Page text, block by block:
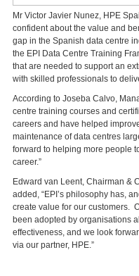
Mr Victor Javier Nunez, HPE
confident about the value and
gap in the Spanish data centre
the EPI Data Centre Training
that are needed to support an
with skilled professionals to
According to Joseba Calvo,
centre training courses and
careers and have helped
maintenance of data centres
forward to helping more people
career.”
Edward van Leent, Chairman &
added, “EPI’s philosophy has,
create value for our customers.
been adopted by organisations
effectiveness, and we look
via our partner, HPE.”